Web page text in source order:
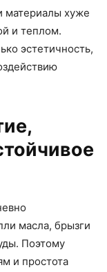
материалы хуже
и теплом.
эстетичность,
масла, брызги
Поэтому
и простота